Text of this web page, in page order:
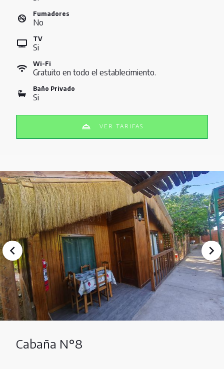
Fumadores
No
TV
Si
Wi-Fi
Gratuito en todo el establecimiento.
Baño Privado
Si
VER TARIFAS
Cabaña N°8